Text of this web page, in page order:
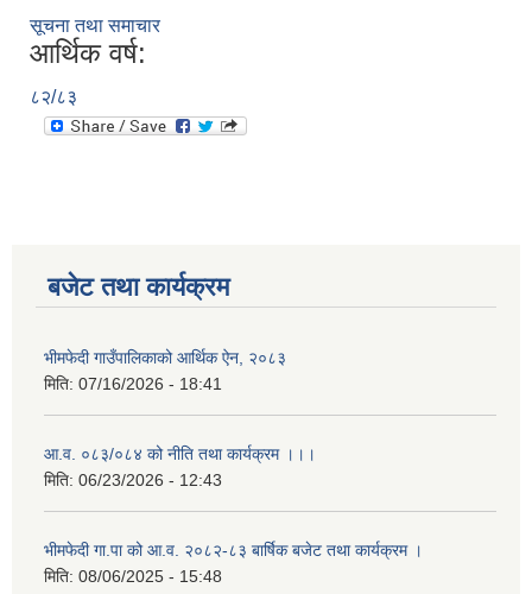
सूचना तथा समाचार
आर्थिक वर्ष:
८२/८३
बजेट तथा कार्यक्रम
भीमफेदी गाउँपालिकाको आर्थिक ऐन, २०८३
मिति: 07/16/2026 - 18:41
आ.व. ०८३/०८४ को नीति तथा कार्यक्रम ।।।
मिति: 06/23/2026 - 12:43
भीमफेदी गा.पा को आ.व. २०८२-८३ बार्षिक बजेट तथा कार्यक्रम ।
मिति: 08/06/2025 - 15:48